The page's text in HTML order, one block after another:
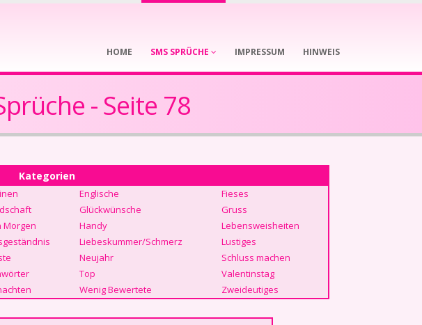
HOME SMS SPRÜCHE IMPRESSUM HINWEIS
- Seite 78
Kategorien
Englische
Fieses
Glückwünsche
Gruss
Morgen Handy
Lebensweisheiten
Liebeskummer/Schmerz
Lustiges
Neujahr
Schluss machen
Top
Valentinstag
Wenig Bewertete Zweideutiges